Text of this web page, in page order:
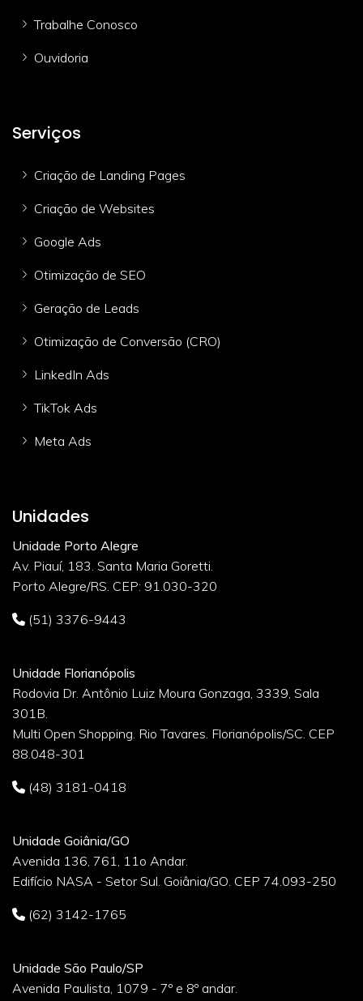
Trabalhe Conosco
Ouvidoria
Serviços
Criação de Landing Pages
Criação de Websites
Google Ads
Otimização de SEO
Geração de Leads
Otimização de Conversão (CRO)
LinkedIn Ads
TikTok Ads
Meta Ads
Unidades
Unidade Porto Alegre
Av. Piauí, 183. Santa Maria Goretti.
Porto Alegre/RS. CEP: 91.030-320
(51) 3376-9443
Unidade Florianópolis
Rodovia Dr. Antônio Luiz Moura Gonzaga, 3339, Sala
301B.
Multi Open Shopping. Rio Tavares. Florianópolis/SC. CEP
88.048-301
(48) 3181-0418
Unidade Goiânia/GO
Avenida 136, 761, 11o Andar.
Edifício NASA - Setor Sul. Goiânia/GO. CEP 74.093-250
(62) 3142-1765
Unidade São Paulo/SP
Avenida Paulista, 1079 - 7º e 8º andar.